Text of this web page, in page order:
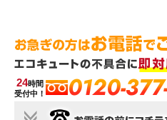
24時間
受付中！
0120-